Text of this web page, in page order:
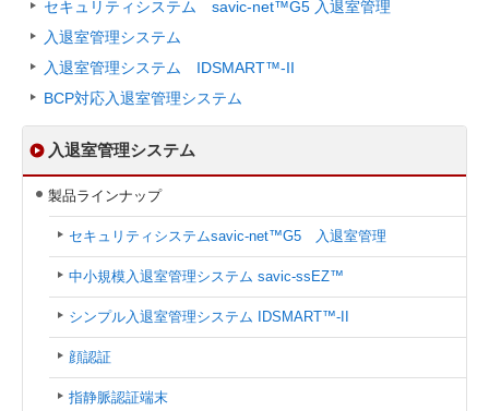
セキュリティシステム savic-net™G5 入退室管理
入退室管理システム
入退室管理システム IDSMART™-II
BCP対応入退室管理システム
入退室管理システム
製品ラインナップ
セキュリティシステムsavic-net™G5 入退室管理
中小規模入退室管理システム savic-ssEZ™
シンプル⼊退室管理システム IDSMART™-II
顔認証
指静脈認証端末